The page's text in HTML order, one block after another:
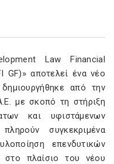
Law Financial
GF)» αποτελεί ένα νέο
από την
με σκοπό τη στήριξη
και υφιστάμενων
συγκεκριμένα
επενδυτικών
στο πλαίσιο του νέου